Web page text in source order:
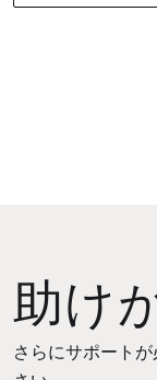
助け
さらにサポート